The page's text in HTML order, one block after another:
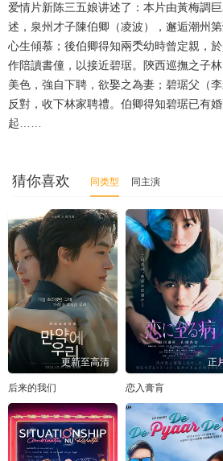
爱情片新陈三五娘讲述了：本片由黃梅調
述，泉州才子陳伯卿（凌波），邂逅潮州
心生傾慕；後伯卿得知兩秂幼時曾定親，
作陪讀書僮，以接近碧琚。陝西巡撫之子
美色，強自下聘，欲娶之為妻；碧琚父（
反對，收下林家聘禮。伯卿得知碧琚已有
起……
猜你喜欢 同类型 同主演
更新至高清
后来的我们
正
恋入膏肓